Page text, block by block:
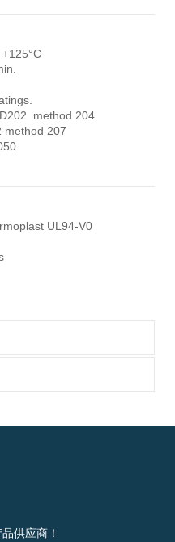
method 204
method 207
UL94-V0
供应商！